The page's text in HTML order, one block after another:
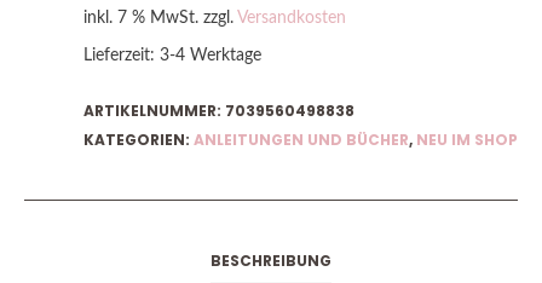
inkl. 7 % MwSt. zzgl. Versandkosten
Lieferzeit: 3-4 Werktage
ARTIKELNUMMER: 7039560498838
KATEGORIEN: ANLEITUNGEN UND BÜCHER, NEU IM SHOP
BESCHREIBUNG